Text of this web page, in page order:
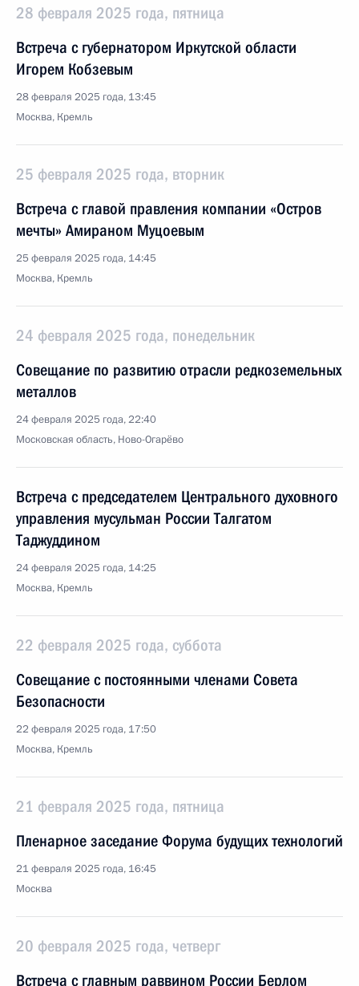
28 февраля 2025 года, пятница
Встреча с губернатором Иркутской области
Игорем Кобзевым
28 февраля 2025 года, 13:45
Москва, Кремль
25 февраля 2025 года, вторник
Встреча с главой правления компании «Остров
мечты» Амираном Муцоевым
25 февраля 2025 года, 14:45
Москва, Кремль
24 февраля 2025 года, понедельник
Совещание по развитию отрасли редкоземельных
металлов
24 февраля 2025 года, 22:40
Московская область, Ново-Огарёво
Встреча с председателем Центрального духовного
управления мусульман России Талгатом
Таджуддином
24 февраля 2025 года, 14:25
Москва, Кремль
22 февраля 2025 года, суббота
Совещание с постоянными членами Совета
Безопасности
22 февраля 2025 года, 17:50
Москва, Кремль
21 февраля 2025 года, пятница
Пленарное заседание Форума будущих технологий
21 февраля 2025 года, 16:45
Москва
20 февраля 2025 года, четверг
Встреча с главным раввином России Берлом